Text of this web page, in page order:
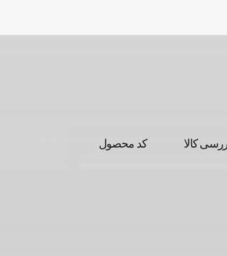
کد محصول کالا